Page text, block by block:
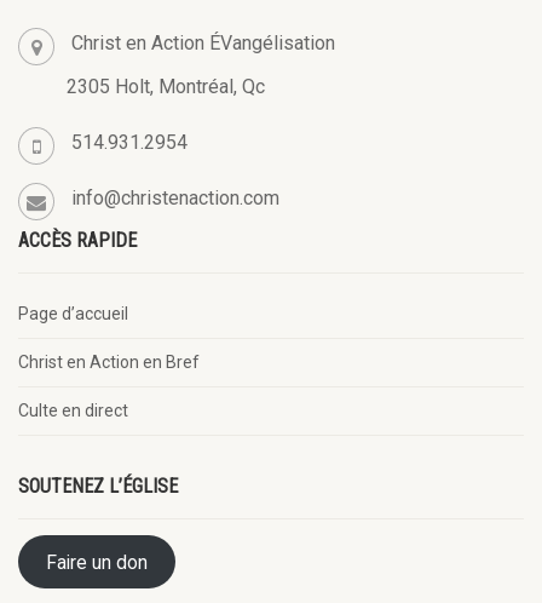
Christ en Action ÉVangélisation
2305 Holt, Montréal, Qc
514.931.2954
info@christenaction.com
ACCÈS RAPIDE
Page d’accueil
Christ en Action en Bref
Culte en direct
SOUTENEZ L’ÉGLISE
Faire un don